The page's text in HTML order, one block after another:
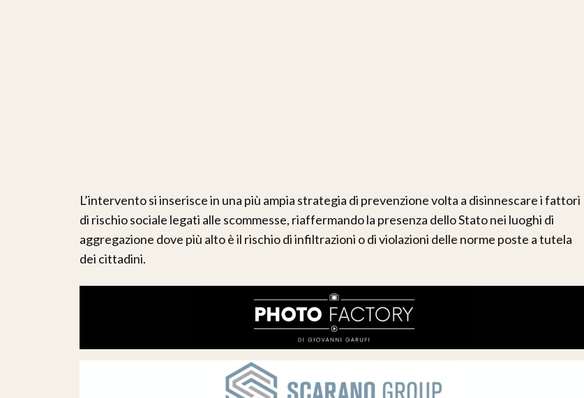
L’intervento si inserisce in una più ampia strategia di prevenzione volta a disinnescare i fattori
di rischio sociale legati alle scommesse, riaffermando la presenza dello Stato nei luoghi di
aggregazione dove più alto è il rischio di infiltrazioni o di violazioni delle norme poste a tutela
dei cittadini.